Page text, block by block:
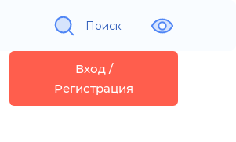
Поиск
Вход /
Регистрация